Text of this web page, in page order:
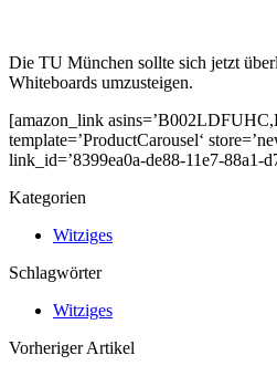
Die TU München sollte sich jetzt
Whiteboards umzusteigen.
[amazon_link
template=’ProductCarousel‘
link_id=’8399ea0a-de88-11e7-88a1-
Kategorien
Witziges
Schlagwörter
Witziges
Vorheriger Artikel